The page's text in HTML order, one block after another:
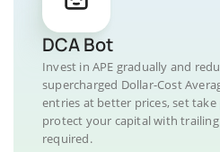
DCA Bot
Invest in APE gradually and
supercharged Dollar-Cost
entries at better prices, set
protect your capital with
required.